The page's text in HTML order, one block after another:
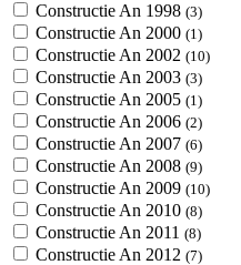
Constructie An 1998 (3)
Constructie An 2000 (1)
Constructie An 2002 (10)
Constructie An 2003 (3)
Constructie An 2005 (1)
Constructie An 2006 (2)
Constructie An 2007 (6)
Constructie An 2008 (9)
Constructie An 2009 (10)
Constructie An 2010 (8)
Constructie An 2011 (8)
Constructie An 2012 (7)